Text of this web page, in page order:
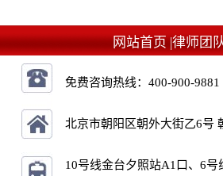
网站首页 |律师团
免费咨询热线：400-900-9881
北京市朝阳区朝外大街乙6号
10号线金台夕照站A1口、6号